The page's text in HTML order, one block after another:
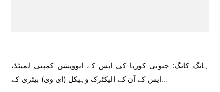
ہانگ کانگ: جنوبی کوریا کی ایس کے انوویشن کمپنی لمیٹڈ،
ایس کے آن کے الیکٹرک وہیکل (ای وی) بیٹری کے…